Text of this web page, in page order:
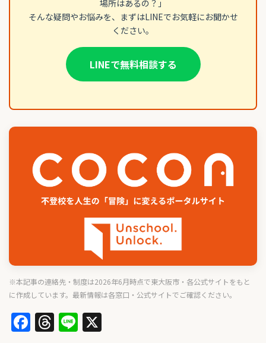
場所はあるの？」
そんな疑問やお悩みを、まずはLINEでお気軽にお聞かせ
ください。
LINEで無料相談する
※本記事の連絡先・制度は2026年6月時点で東大阪市・各公式サイトをもと
に作成しています。最新情報は各窓口・公式サイトでご確認ください。
Facebook
Threads
Line